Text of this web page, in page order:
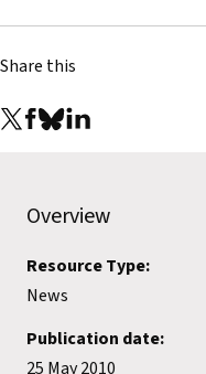
Share this
Overview
Resource Type:
News
Publication date:
25 May 2010